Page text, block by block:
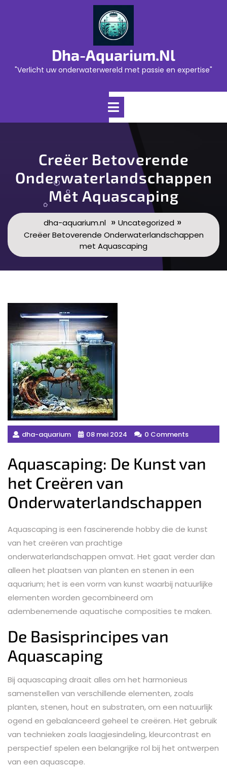
Dha-Aquarium.nl
"Verlicht uw onderwaterwereld met passie en expertise"
Open
Creëer Betoverende
Onderwaterlandschappen
Met Aquascaping
dha-aquarium.nl» Uncategorized »
Creëer Betoverende Onderwaterlandschappen
met Aquascaping
dha-aquarium 08 mei 2024 0 Comments
Aquascaping: De Kunst van
het Creëren van
Onderwaterlandschappen
Aquascaping is een fascinerende hobby die de kunst
van het creëren van prachtige
onderwaterlandschappen omvat. Het gaat verder dan
alleen het plaatsen van planten en stenen in een
aquarium; het is een vorm van kunst waarbij natuurlijke
elementen worden gecombineerd om
adembenemende aquatische composities te maken.
De Basisprincipes van
Aquascaping
Bij aquascaping draait alles om het harmonieus
samenstellen van verschillende elementen, zoals
planten, stenen, hout en substraten, om een natuurlijk
ogend en gebalanceerd geheel te creëren. Het gebruik
van technieken zoals laagjesindeling, kleurcontrast en
perspectief spelen een belangrijke rol bij het ontwerpen
van een aquascape.